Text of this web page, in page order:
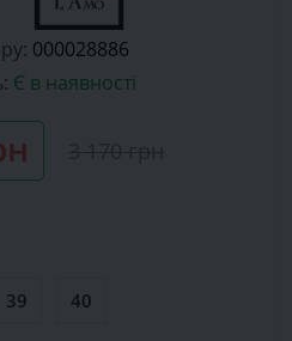
000028886
Є в наявності
39 40